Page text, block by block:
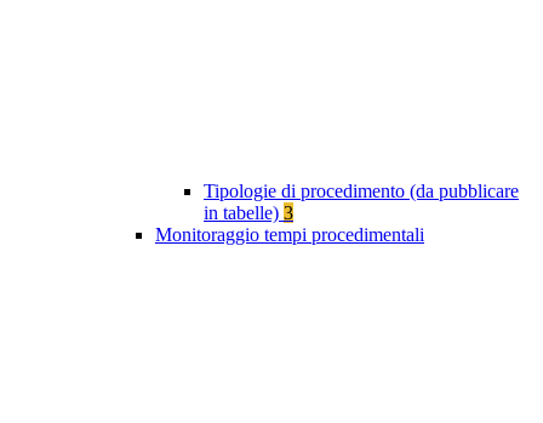
Tipologie di procedimento (da pubblicare
in tabelle) 3
Monitoraggio tempi procedimentali